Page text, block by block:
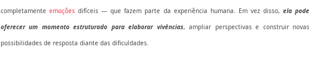
completamenteemoções difíceis — que fazem parte da experiência humana. Em vez disso, ela pode
oferecer um momento estruturado para elaborar vivências, ampliar perspectivas e construir novas
possibilidades de resposta diante das dificuldades.